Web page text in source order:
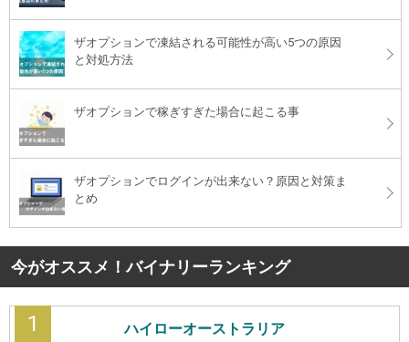
ザオプションで凍結される可能性が高い5つの原因
と対処方法
ザオプションで稼ぎすぎた場合に起こる事
ザオプションでログインが出来ない？原因と対策ま
とめ
今がオススメ！バイナリーランキング
1 ハイローオーストラリア